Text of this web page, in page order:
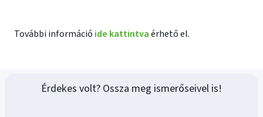
További információ ide kattintvaérhető el.
Érdekes volt? Ossza meg ismerőseivel is!